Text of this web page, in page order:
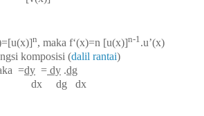
n, maka f‘(x)=n [u(x)]n-1 .u’(x)
komposisi (dalil rantai)
=dy = dy .dg
dx